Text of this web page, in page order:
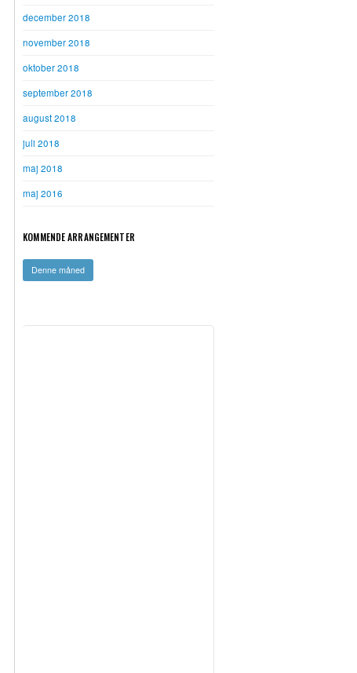
december 2018
november 2018
oktober 2018
september 2018
august 2018
juli 2018
maj 2018
maj 2016
KOMMENDE ARRANGEMENTER
Denne måned